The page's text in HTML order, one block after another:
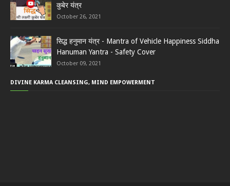
कुबेर यंत्र
October 26, 2021
सिद्ध हनुमान यंत्र - Mantra of Vehicle Happiness Siddha
Hanuman Yantra - Safety Cover
October 09, 2021
DIVINE KARMA CLEANSING, MIND EMPOWERMENT